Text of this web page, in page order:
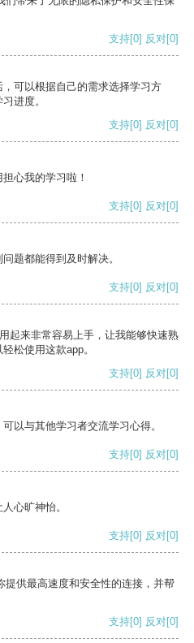
支持[0] 反对[0]
可以根据自己的需求选择学习方
进度。
支持[0] 反对[0]
心我的学习啦！
支持[0] 反对[0]
题都能得到及时解决。
支持[0] 反对[0]
起来非常容易上手，让我能够快速熟
松使用这款app。
支持[0] 反对[0]
以与其他学习者交流学习心得。
支持[0] 反对[0]
心旷神怡。
支持[0] 反对[0]
供最高速度和安全性的连接，并帮
支持[0] 反对[0]